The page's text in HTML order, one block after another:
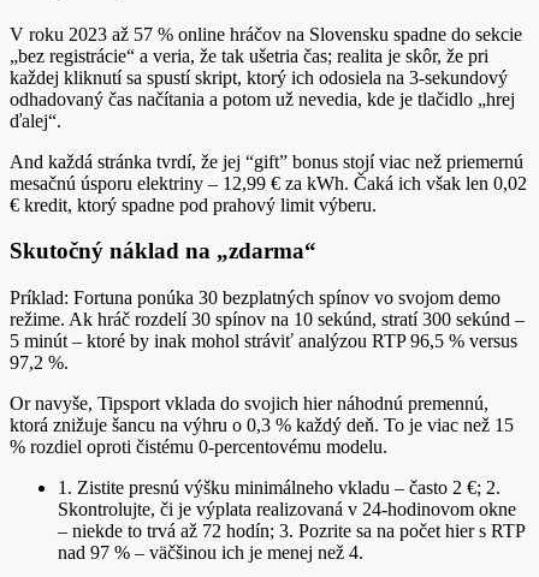
V roku 2023 až 57 % online hráčov na Slovensku spadne do sekcie
„bez registrácie“ a veria, že tak ušetria čas; realita je skôr, že pri
každej kliknutí sa spustí skript, ktorý ich odosiela na 3‑sekundový
odhadovaný čas načítania a potom už nevedia, kde je tlačidlo „hrej
ďalej“.
And každá stránka tvrdí, že jej “gift” bonus stojí viac než priemernú
mesačnú úsporu elektriny – 12,99 € za kWh. Čaká ich však len 0,02
€ kredit, ktorý spadne pod prahový limit výberu.
Skutočný náklad na „zdarma“
Príklad: Fortuna ponúka 30 bezplatných spínov vo svojom demo
režime. Ak hráč rozdelí 30 spínov na 10 sekúnd, stratí 300 sekúnd –
5 minút – ktoré by inak mohol stráviť analýzou RTP 96,5 % versus
97,2 %.
Or navyše, Tipsport vklada do svojich hier náhodnú premennú,
ktorá znižuje šancu na výhru o 0,3 % každý deň. To je viac než 15
% rozdiel oproti čistému 0‑percentovému modelu.
1. Zistite presnú výšku minimálneho vkladu – často 2 €; 2.
Skontrolujte, či je výplata realizovaná v 24‑hodinovom okne
– niekde to trvá až 72 hodín; 3. Pozrite sa na počet hier s RTP
nad 97 % – väčšinou ich je menej než 4.